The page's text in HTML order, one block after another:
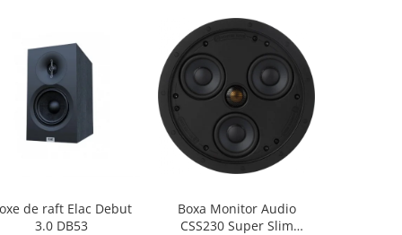
de raft Elac Debut
3.0 DB53
Boxa Monitor Audio
CSS230 Super Slim